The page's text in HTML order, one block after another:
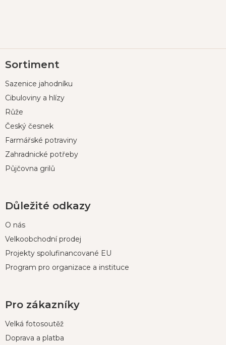
á
a
Sortiment
Sazenice jahodníku
Cibuloviny a hlízy
Růže
Český česnek
Farmářské potraviny
Zahradnické potřeby
Půjčovna grilů
Důležité odkazy
O nás
Velkoobchodní prodej
Projekty spolufinancované EU
Program pro organizace a instituce
Pro zákazníky
Velká fotosoutěž
Doprava a platba